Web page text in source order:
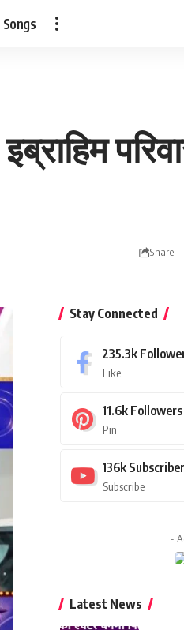
Share
Stay Connected
235.3k
Like
11.6k Followers
Pin
136k
Subscribe
-
Latest News